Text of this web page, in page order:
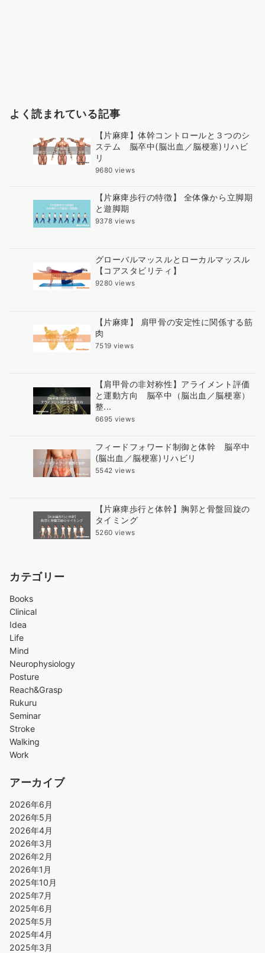
よく読まれている記事
【片麻痺】体幹コントロールと３つのシ
ステム 脳卒中(脳出血／脳梗塞)リハビ
リ
9680 views
【片麻痺歩行の特徴】 全体像から立脚期
と遊脚期
9378 views
グローバルマッスルとローカルマッスル
【コアスタビリティ】
9280 views
【片麻痺】 肩甲骨の安定性に関係する筋
肉
7519 views
【肩甲骨の非対称性】アライメント評価
と運動方向 脳卒中（脳出血／脳梗塞）
整...
6695 views
フィードフォワード制御と体幹 脳卒中
(脳出血／脳梗塞)リハビリ
5542 views
【片麻痺歩行と体幹】胸郭と骨盤回旋の
タイミング
5260 views
カテゴリー
Books
Clinical
Idea
Life
Mind
Neurophysiology
Posture
Reach&Grasp
Rukuru
Seminar
Stroke
Walking
Work
アーカイブ
2026年6月
2026年5月
2026年4月
2026年3月
2026年2月
2026年1月
2025年10月
2025年7月
2025年6月
2025年5月
2025年4月
2025年3月